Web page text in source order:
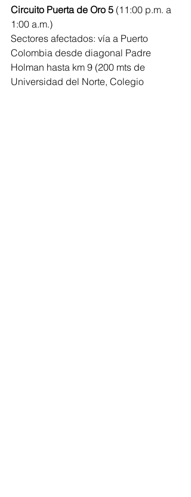
Circuito Puerta de Oro 5 (11:00 p.m. a
1:00 a.m.)
Sectores afectados: vía a Puerto
Colombia desde diagonal Padre
Holman hasta km 9 (200 mts de
Universidad del Norte, Colegio